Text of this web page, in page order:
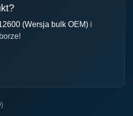
(Wersja bulk OEM) i